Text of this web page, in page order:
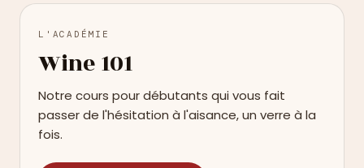
L'ACADÉMIE
Wine 101
Notre cours pour débutants qui vous fait
passer de l'hésitation à l'aisance, un verre à la
fois.